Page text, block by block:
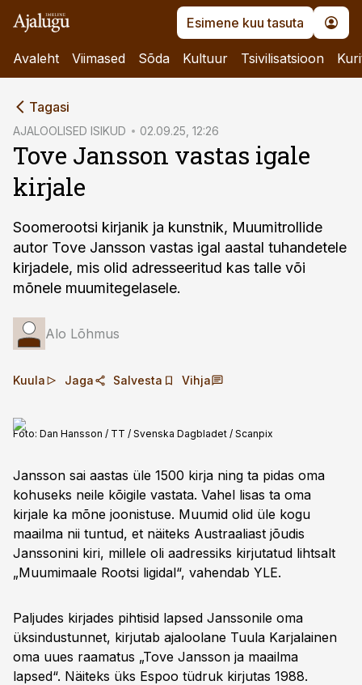
Esimene kuu tasuta
Avaleht Viimased Sõda Kultuur Tsivilisatsioon
Tagasi
AJALOOLISED ISIKUD 02.09.25, 12:26
Tove Jansson vastas igale
kirjale
Soomerootsi kirjanik ja kunstnik, Muumitrollide
autor Tove Jansson vastas igal aastal tuhandetele
kirjadele, mis olid adresseeritud kas talle või
mõnele muumitegelasele.
Alo Lõhmus
Kuula Jaga Salvesta Vihja
Foto: Dan Hansson / TT / Svenska Dagbladet / Scanpix
Jansson sai aastas üle 1500 kirja ning ta pidas oma
kohuseks neile kõigile vastata. Vahel lisas ta oma
kirjale ka mõne joonistuse. Muumid olid üle kogu
maailma nii tuntud, et näiteks Austraaliast jõudis
Janssonini kiri, millele oli aadressiks kirjutatud lihtsalt
„Muumimaale Rootsi ligidal“, vahendab YLE.
Paljudes kirjades pihtisid lapsed Janssonile oma
üksindustunnet, kirjutab ajaloolane Tuula Karjalainen
oma uues raamatus „Tove Jansson ja maailma
lapsed“. Näiteks üks Espoo tüdruk kirjutas 1988.